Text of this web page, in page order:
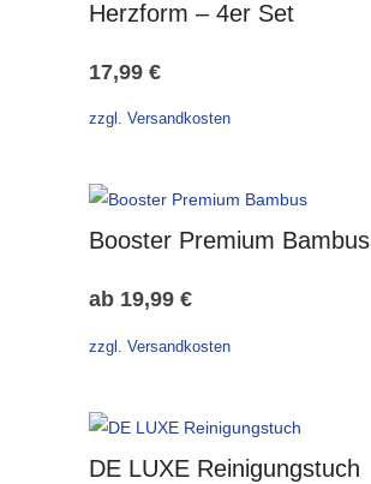
Herzform – 4er Set
17,99 €
zzgl. Versandkosten
Booster Premium Bambus
ab 19,99 €
zzgl. Versandkosten
DE LUXE Reinigungstuch